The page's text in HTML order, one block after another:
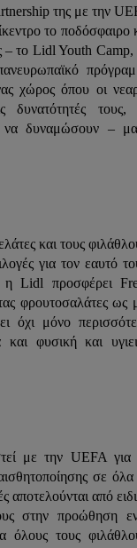
της με την
το ποδόσφαιρο
– το Lidl Youth
χώρος όπου οι
δυνατότητές τους,
να δυναμώσουν –
και τους
για τον εαυτό
η Lidl προσφέρει
φρουτοσαλάτες ως
όχι μόνο
φυσική και
με την UEFA για
σε όλα
αποτελούνται από
στην προώθηση
όλους τους